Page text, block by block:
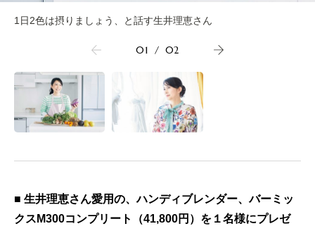
1日2色は摂りましょう、と話す生井理恵さん
01 / 02
■ 生井理恵さん愛用の、ハンディブレンダー、バーミッ
クスM300コンプリート（41,800円）を１名様にプレゼ